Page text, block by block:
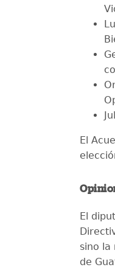
El
El
sino la
de